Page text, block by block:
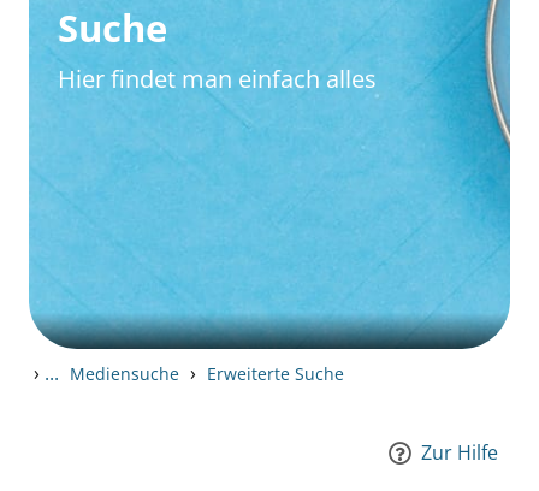
Suche
Hier findet man einfach alles
› ... Mediensuche › Erweiterte Suche
Zur Hilfe